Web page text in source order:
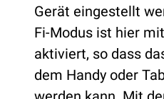
Gerät eingestellt
Fi-Modus ist hier
aktiviert, so dass
dem Handy oder